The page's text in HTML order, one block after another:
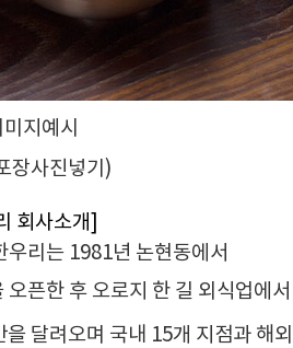
지예시
장사진넣기)
회사소개]
우리는 1981년 논현동에서
오픈한 후 오로지 한 길 외식업에서
을 달려오며 국내 15개 지점과 해